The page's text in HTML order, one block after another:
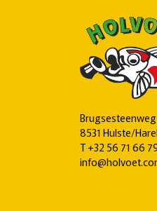
8531 Hulste/
T+32 56 71 66